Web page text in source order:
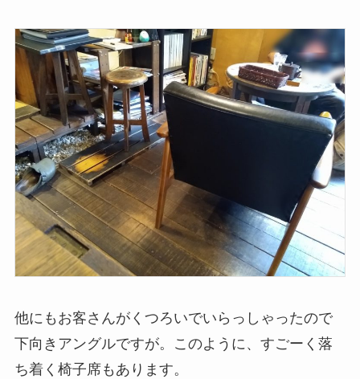
他にもお客さんがくつろいでいらっしゃったので
下向きアングルですが。このように、すごーく落
ち着く椅子席もあります。